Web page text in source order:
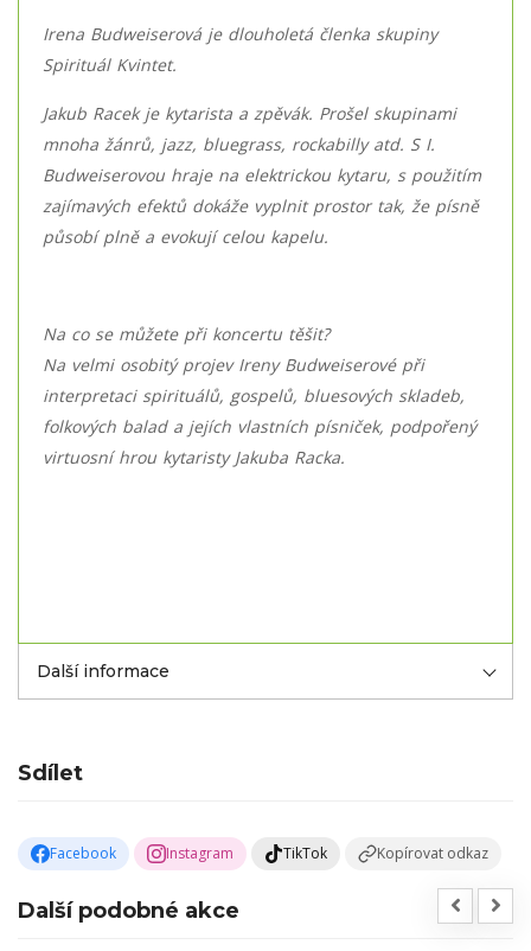
Irena Budweiserová je dlouholetá členka skupiny
Spirituál Kvintet.
Jakub Racek je kytarista a zpěvák. Prošel skupinami
mnoha žánrů, jazz, bluegrass, rockabilly atd. S I.
Budweiserovou hraje na elektrickou kytaru, s použitím
zajímavých efektů dokáže vyplnit prostor tak, že písně
působí plně a evokují celou kapelu.
Na co se můžete při koncertu těšit?
Na velmi osobitý projev Ireny Budweiserové při
interpretaci spirituálů, gospelů, bluesových skladeb,
folkových balad a jejích vlastních písniček, podpořený
virtuosní hrou kytaristy Jakuba Racka.
Další informace
Sdílet
Facebook Instagram TikTok Kopírovat odkaz
Další podobné akce